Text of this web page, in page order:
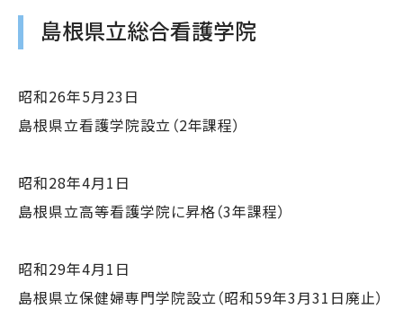
島根県立総合看護学院
昭和26年5月23日
島根県立看護学院設立（2年課程）
昭和28年4月1日
島根県立高等看護学院に昇格（3年課程）
昭和29年4月1日
島根県立保健婦専門学院設立（昭和59年3月31日廃止）